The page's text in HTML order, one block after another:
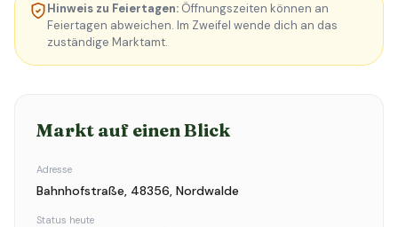
Hinweis zu Feiertagen: Öffnungszeiten können an
Feiertagen abweichen. Im Zweifel wende dich an das
zuständige Marktamt.
Markt auf einen Blick
Adresse
Bahnhofstraße, 48356, Nordwalde
Status heute